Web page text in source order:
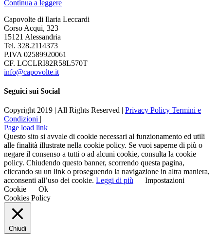
Continua a leggere
Capovolte di Ilaria Leccardi
Corso Acqui, 323
15121 Alessandria
Tel. 328.2114373
P.IVA 02589920061
CF. LCCLRI82R58L570T
info@capovolte.it
Seguici sui Social
Copyright 2019 | All Rights Reserved | Privacy Policy Termini e
Condizioni |
Page load link
Questo sito si avvale di cookie necessari al funzionamento ed utili
alle finalità illustrate nella cookie policy. Se vuoi saperne di più o
negare il consenso a tutti o ad alcuni cookie, consulta la cookie
policy. Chiudendo questo banner, scorrendo questa pagina,
cliccando su un link o proseguendo la navigazione in altra maniera,
acconsenti all’uso dei cookie. Leggi di più
Impostazioni
Cookie
Ok
Cookies Policy
Chiudi